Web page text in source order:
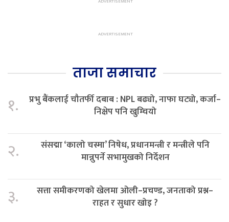
ताजा समाचार
१.
प्रभु बैंकलाई चौतर्फी दबाब : NPL बढ्यो, नाफा घट्यो, कर्जा–
निक्षेप पनि खुम्चियो
२.
संसद्मा ‘कालो चस्मा’ निषेध, प्रधानमन्त्री र मन्त्रीले पनि
मान्नुपर्ने सभामुखको निर्देशन
३.
सत्ता समीकरणको खेलमा ओली–प्रचण्ड, जनताको प्रश्न–
राहत र सुधार खोइ ?